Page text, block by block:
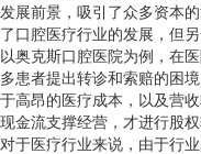
发展前景，吸引了众多资本
了口腔医疗行业的发展，但
以奥克斯口腔医院为例，在
多患者提出转诊和索赔的困
于高昂的医疗成本，以及营
现金流支撑经营，才进行股权
对于医疗行业来说，由于行